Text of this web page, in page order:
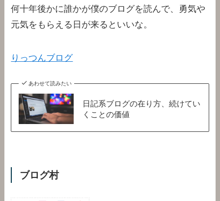
何十年後かに誰かが僕のブログを読んで、勇気や
元気をもらえる日が来るといいな。
りっつんブログ
あわせて読みたい
日記系ブログの在り方、続けてい
くことの価値
ブログ村